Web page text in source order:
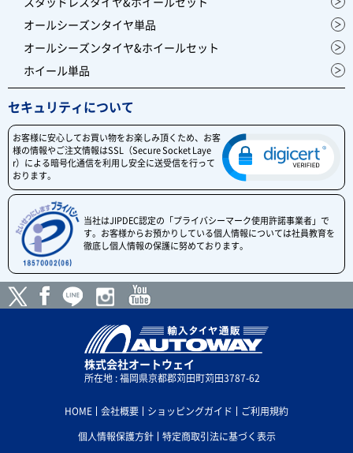
オールシーズンタイヤ単品
オールシーズンタイヤ&ホイールセット
ホイール単品
セキュリティについて
お客様に安心してお買い物をお楽しみ頂くため、お客
様の情報やご注文情報はSSL（Secure Socket Laye
r）による暗号化通信を利用し安全に送受信を行って
おります。
当社はJIPDEC認定の「プライバシーマーク使用許諾事業者」で
す。お客様からお預かりしている個人情報については社員教育を
徹底し個人情報の保護に努めております。
株式会社オートウェイ
所在地 : 福岡県京都郡苅田町苅田3787-62
HOME 会社概要 ショッピングガイド
ご利用規約
個人情報保護方針
特定商取引法に基づく表示